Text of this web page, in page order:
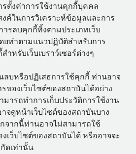
ตั้งค่าการใช้งานคุกกี้บุคคล
ค์ในการวิเคราะห์ข้อมูลและการ
รลบคุกกี้ทิ้งตามประเภทเว็บ
ยทำตามแนวปฏิบัติสำหรับการ
ำหรับเว็บเบราว์เซอร์ต่างๆ
บหรือปฏิเสธการใช้คุกกี้ ท่านอาจ
ของเว็บไซต์ของสถาบันได้อย่าง
ารถทำการเก็บประวัติการใช้งาน
จดูหน้าเว็บไซต์ของสถาบันบาง
ากนี้ท่านอาจไม่สามารถใช้
เว็บไซต์ของสถาบันได้ หรืออาจจะ
ดเท่านั้น